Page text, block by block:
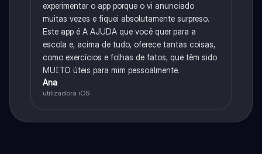
experimentar o app porque o vi anunciado
muitas vezes e fiquei absolutamente surpreso.
Este app é A AJUDA que você quer para a
escola e, acima de tudo, oferece tantas coisas,
como exercícios e folhas de fatos, que têm sido
MUITO úteis para mim pessoalmente.
Ana
utilizadora iOS